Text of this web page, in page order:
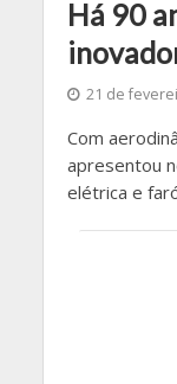
Há 90
21 de
Com
apresentou
elétrica e